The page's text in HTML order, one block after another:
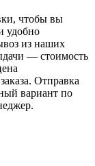
чтобы вы
удобно
из наших
— стоимость
Отправка
вариант по